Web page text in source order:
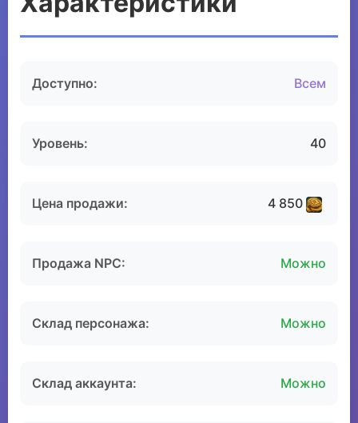
Доступно: Всем
Уровень: 40
Цена продажи: 4 850
Продажа NPC: Можно
Склад персонажа: Можно
Склад аккаунта: Можно